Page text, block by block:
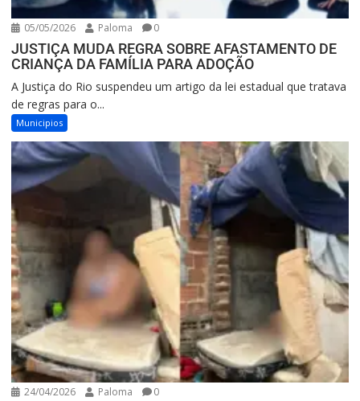
05/05/2026 Paloma 0
JUSTIÇA MUDA REGRA SOBRE AFASTAMENTO DE
CRIANÇA DA FAMÍLIA PARA ADOÇÃO
A Justiça do Rio suspendeu um artigo da lei estadual que tratava
de regras para o...
Municipios
24/04/2026 Paloma 0